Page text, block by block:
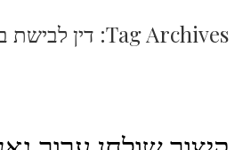
Tag Archives: דין לבישת